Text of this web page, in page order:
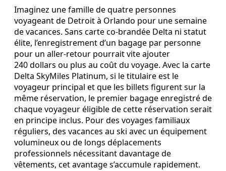
Imaginez une famille de quatre personnes
voyageant de Detroit à Orlando pour une semaine
de vacances. Sans carte co‑brandée Delta ni statut
élite, l’enregistrement d’un bagage par personne
pour un aller‑retour pourrait vite ajouter
240 dollars ou plus au coût du voyage. Avec la carte
Delta SkyMiles Platinum, si le titulaire est le
voyageur principal et que les billets figurent sur la
même réservation, le premier bagage enregistré de
chaque voyageur éligible de cette réservation serait
en principe inclus. Pour des voyages familiaux
réguliers, des vacances au ski avec un équipement
volumineux ou de longs déplacements
professionnels nécessitant davantage de
vêtements, cet avantage s’accumule rapidement.